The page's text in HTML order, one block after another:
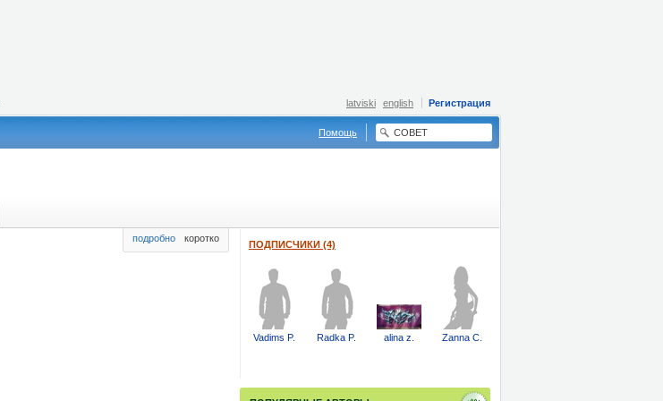
Регистрация
latviski english
Помощь
подробно коротко
ПОДПИСЧИКИ (4)
Vadims P. Radka P. alina z. Zanna C.